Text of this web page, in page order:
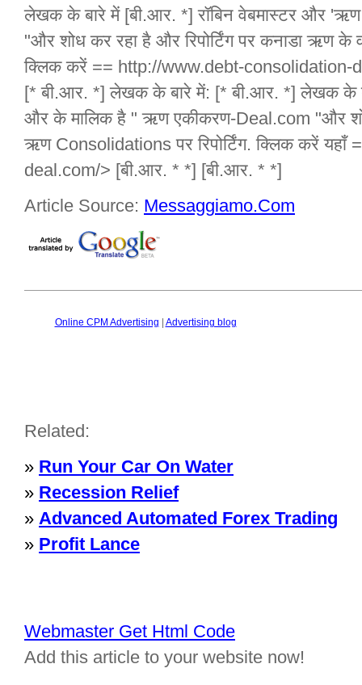
लेखक के बारे में [बी.आर. *] रॉबिन वेबमास्टर और
"और शोध कर रहा है और रिपोर्टिंग पर कनाडा ऋण के
क्लिक करें == http://www.debt-consolidation-
[* बी.आर. *] लेखक के बारे में: [* बी.आर. *] लेखक के
और के मालिक है " ऋण एकीकरण-Deal.com "और
ऋण Consolidations पर रिपोर्टिंग. क्लिक करें
deal.com/> [बी.आर. * *] [बी.आर. * *]
Article Source: Messaggiamo.Com
Online CPM Advertising Advertising blog
Related:
» Run Your Car On Water
» Recession Relief
» Advanced Automated Forex Trading
» Profit Lance
Webmaster Get Html Code
Add this article to your website now!